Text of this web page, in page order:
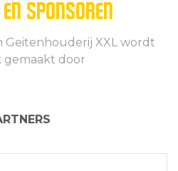
SPONSOREN
Geitenhouderij XXL wordt
gemaakt door